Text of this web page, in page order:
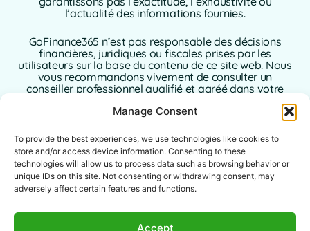
Manage Consent
To provide the best experiences, we use technologies like cookies to
store and/or access device information. Consenting to these
technologies will allow us to process data such as browsing behavior or
unique IDs on this site. Not consenting or withdrawing consent, may
adversely affect certain features and functions.
Accept
l’actualité des informations fournies.
GoFinance365 n’est pas responsable des décisions
financières, juridiques ou fiscales prises par les
utilisateurs sur la base du contenu de ce site web. Nous
vous recommandons vivement de consulter un
conseiller professionnel qualifié et agréé dans votre
concernant vos finances personnelles ou
L’utilisation de ce site web implique l’acceptation sans
réserve de la présente clause de non-responsabilité. Ni
GoFinance365, ni ses auteurs ou contributeurs
n’assument aucune responsabilité pour les dommages
des informations fournies.